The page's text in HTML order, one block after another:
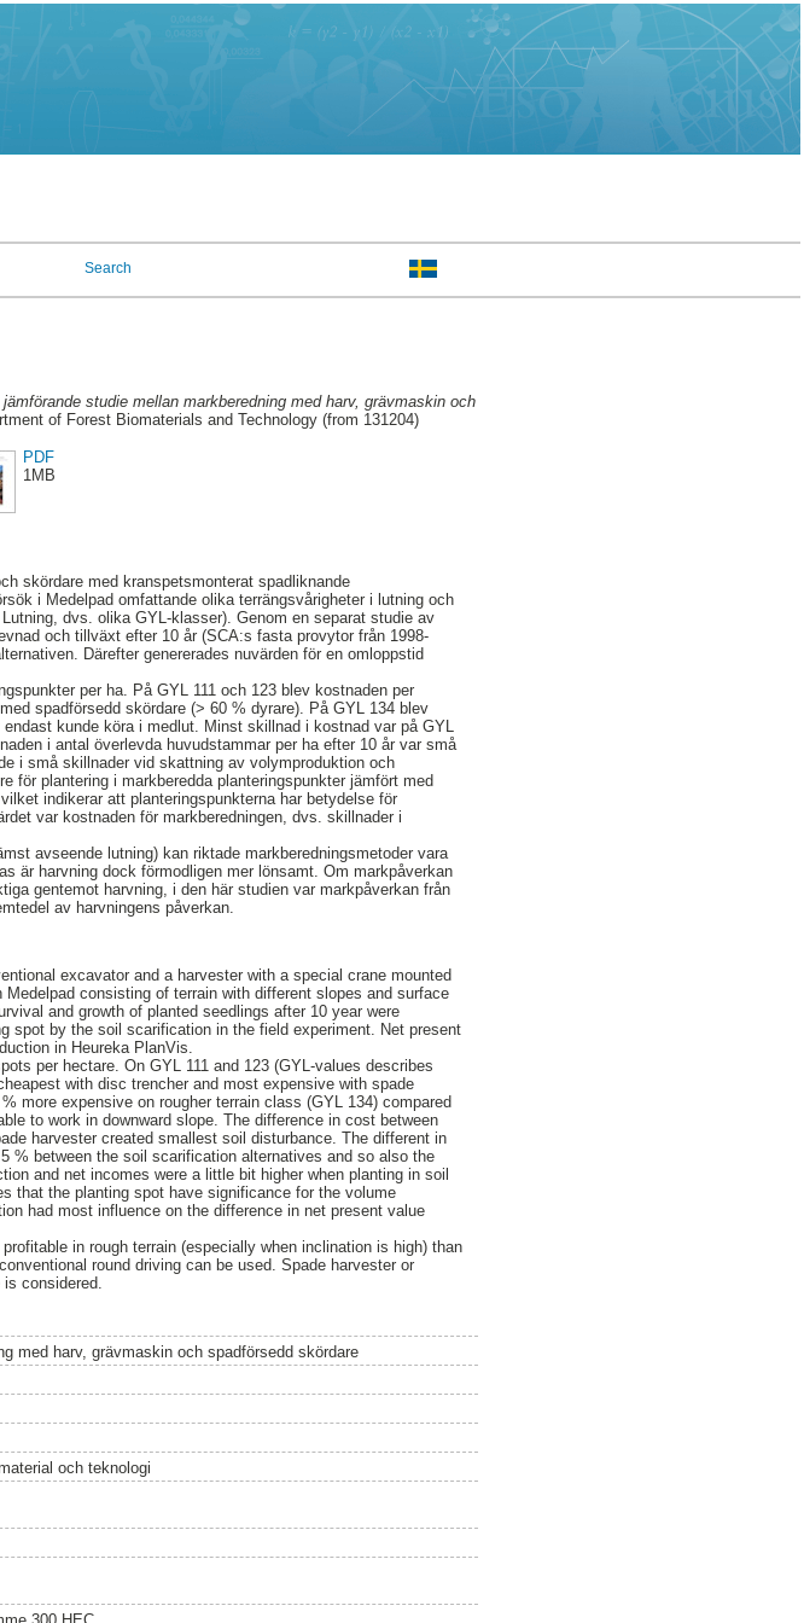
Search
studie mellan markberedning med harv, grävmaskin och
of Forest Biomaterials and Technology (from 131204)
PDF
1MB
skördare med kranspetsmonterat spadliknande
i Medelpad omfattande olika terrängsvårigheter i lutning och
dvs. olika GYL-klasser). Genom en separat studie av
och tillväxt efter 10 år (SCA:s fasta provytor från 1998-
Därefter genererades nuvärden för en omloppstid
per ha. På GYL 111 och 123 blev kostnaden per
spadförsedd skördare (> 60 % dyrare). På GYL 134 blev
kunde köra i medlut. Minst skillnad i kostnad var på GYL
i antal överlevda huvudstammar per ha efter 10 år var små
i små skillnader vid skattning av volymproduktion och
för plantering i markberedda planteringspunkter jämfört med
indikerar att planteringspunkterna har betydelse för
var kostnaden för markberedningen, dvs. skillnader i
avseende lutning) kan riktade markberedningsmetoder vara
är harvning dock förmodligen mer lönsamt. Om markpåverkan
gentemot harvning, i den här studien var markpåverkan från
av harvningens påverkan.
excavator and a harvester with a special crane mounted
consisting of terrain with different slopes and surface
and growth of planted seedlings after 10 year were
spot by the soil scarification in the field experiment. Net present
in Heureka PlanVis.
per hectare. On GYL 111 and 123 (GYL-values describes
with disc trencher and most expensive with spade
more expensive on rougher terrain class (GYL 134) compared
to work in downward slope. The difference in cost between
harvester created smallest soil disturbance. The different in
% between the soil scarification alternatives and so also the
and net incomes were a little bit higher when planting in soil
that the planting spot have significance for the volume
had most influence on the difference in net present value
in rough terrain (especially when inclination is high) than
round driving can be used. Spade harvester or
considered.
med harv, grävmaskin och spadförsedd skördare
och teknologi